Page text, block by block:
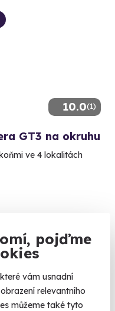
pojďme
vám usnadní
relevantního
můžeme také tyto
10.0(1)
GT3 na okruhu
ve 4 lokalitách